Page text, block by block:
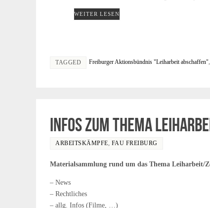
WEITER LESEN
TAGGED Freiburger Aktionsbündnis "Leiharbeit abschaffen",
Infos zum Thema
ARBEITSKÄMPFE, FAU FREIBURG
Materialsammlung rund um das Thema Leiharbeit/
– News
– Rechtliches
– allg. Infos (Filme, …)